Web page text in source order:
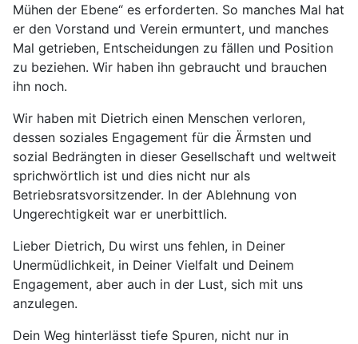
Mühen der Ebene“ es erforderten. So manches Mal hat
er den Vorstand und Verein ermuntert, und manches
Mal getrieben, Entscheidungen zu fällen und Position
zu beziehen. Wir haben ihn gebraucht und brauchen
ihn noch.
Wir haben mit Dietrich einen Menschen verloren,
dessen soziales Engagement für die Ärmsten und
sozial Bedrängten in dieser Gesellschaft und weltweit
sprichwörtlich ist und dies nicht nur als
Betriebsratsvorsitzender. In der Ablehnung von
Ungerechtigkeit war er unerbittlich.
Lieber Dietrich, Du wirst uns fehlen, in Deiner
Unermüdlichkeit, in Deiner Vielfalt und Deinem
Engagement, aber auch in der Lust, sich mit uns
anzulegen.
Dein Weg hinterlässt tiefe Spuren, nicht nur in